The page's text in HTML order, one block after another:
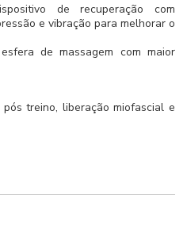
de recuperação com
e vibração para melhorar o
de massagem com maior
treino, liberação miofascial e